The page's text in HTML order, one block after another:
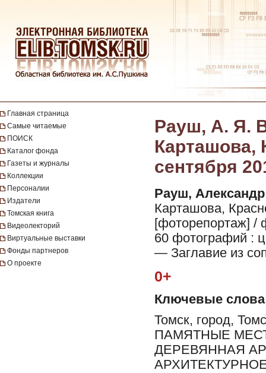
Главная страница
Самые читаемые
ПОИСК
Каталог фонда
Газеты и журналы
Коллекции
Персоналии
Издатели
Томская книга
Видеолекторий
Виртуальные выставки
Фонды партнеров
О проекте
Рауш, А. Я.
Карташова,
сентября
Рауш,
Карташова,
[фоторепортаж]
60 фотографий :
— Заглавие из
0+
Ключевые слова
Томск, город,
ПАМЯТНЫЕ
ДЕРЕВЯННАЯ